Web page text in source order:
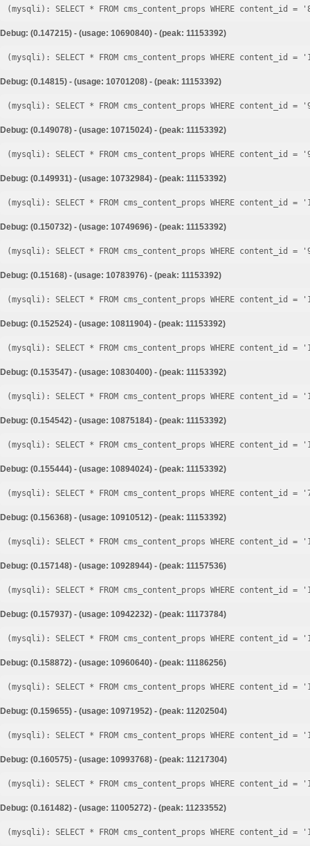
Debug: (0.147215) - (usage: 10690840) - (peak: 11153392)
Debug: (0.14815) - (usage: 10701208) - (peak: 11153392)
Debug: (0.149078) - (usage: 10715024) - (peak: 11153392)
Debug: (0.149931) - (usage: 10732984) - (peak: 11153392)
Debug: (0.150732) - (usage: 10749696) - (peak: 11153392)
Debug: (0.15168) - (usage: 10783976) - (peak: 11153392)
Debug: (0.152524) - (usage: 10811904) - (peak: 11153392)
Debug: (0.153547) - (usage: 10830400) - (peak: 11153392)
Debug: (0.154542) - (usage: 10875184) - (peak: 11153392)
Debug: (0.155444) - (usage: 10894024) - (peak: 11153392)
Debug: (0.156368) - (usage: 10910512) - (peak: 11153392)
Debug: (0.157148) - (usage: 10928944) - (peak: 11157536)
Debug: (0.157937) - (usage: 10942232) - (peak: 11173784)
Debug: (0.158872) - (usage: 10960640) - (peak: 11186256)
Debug: (0.159655) - (usage: 10971952) - (peak: 11202504)
Debug: (0.160575) - (usage: 10993768) - (peak: 11217304)
Debug: (0.161482) - (usage: 11005272) - (peak: 11233552)